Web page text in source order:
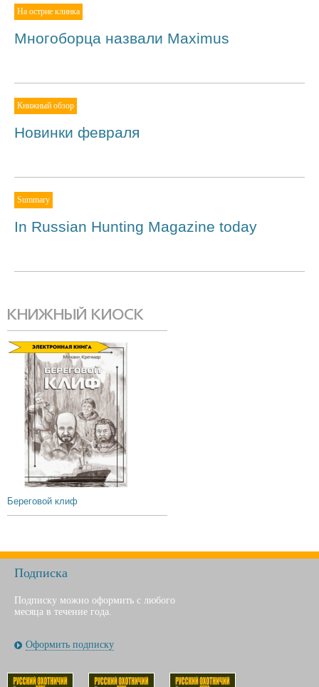
На острие клинка
Многоборца назвали Maximus
Книжный обзор
Новинки февраля
Summary
In Russian Hunting Magazine today
КНИЖНЫЙ КИОСК
Береговой клиф
Подписка
Подписку можно оформить с любого
месяца в течение года.
Оформить подписку